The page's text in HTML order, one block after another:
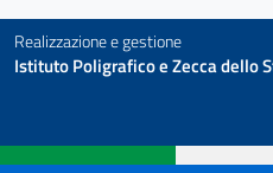
Realizzazione e gestione
Istituto Poligrafico e Zecca dello